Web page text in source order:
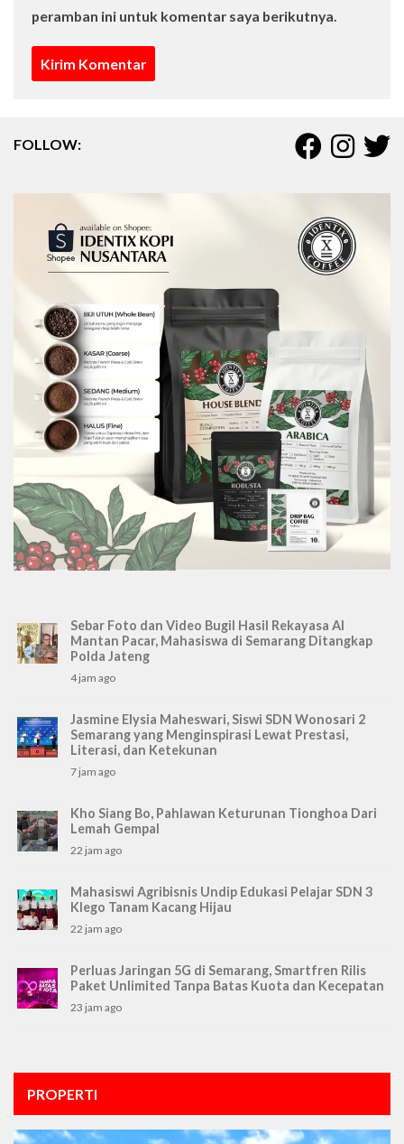
peramban ini untuk komentar saya berikutnya.
FOLLOW:
Sebar Foto dan Video Bugil Hasil Rekayasa AI
Mantan Pacar, Mahasiswa di Semarang Ditangkap
Polda Jateng
4 jam ago
Jasmine Elysia Maheswari, Siswi SDN Wonosari 2
Semarang yang Menginspirasi Lewat Prestasi,
Literasi, dan Ketekunan
7 jam ago
Kho Siang Bo, Pahlawan Keturunan Tionghoa Dari
Lemah Gempal
22 jam ago
Mahasiswi Agribisnis Undip Edukasi Pelajar SDN 3
Klego Tanam Kacang Hijau
22 jam ago
Perluas Jaringan 5G di Semarang, Smartfren Rilis
Paket Unlimited Tanpa Batas Kuota dan Kecepatan
23 jam ago
PROPERTI